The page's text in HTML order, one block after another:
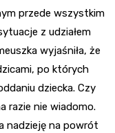
przede wszystkim
z udziałem
wyjaśniła, że
po których
dziecka. Czy
razie nie wiadomo.
nadzieję na powrót